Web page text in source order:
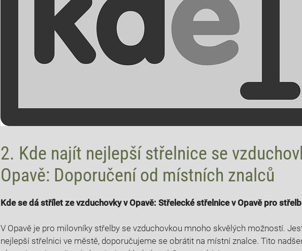
2. Kde najít nejlepší střelnice se
Opavě: Doporučení od místních znalců
Kde se dá střílet ze vzduchovky v Opavě: Střelecké střelnice v Opavě pro
V Opavě je pro milovníky střelby se vzduchovkou mnoho skvělých možností.
nejlepší střelnici ve městě, doporučujeme se obrátit na místní znalce. Tito